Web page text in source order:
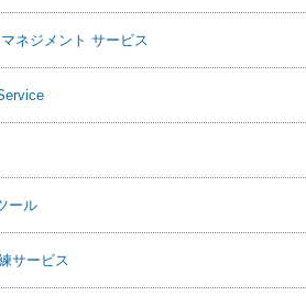
ネジメント サービス
ール
サービス